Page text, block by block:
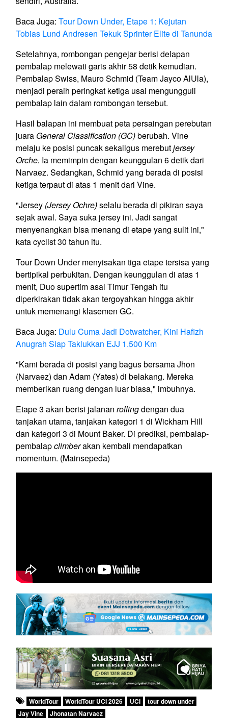
Baca Juga: Tour Down Under, Etape 1: Kejutan
Tobias Lund Andresen Tekuk Sprinter Elite di Tanunda
Setelahnya, rombongan pengejar berisi delapan
pembalap melewati garis akhir 58 detik kemudian.
Pembalap Swiss, Mauro Schmid (Team Jayco AlUla),
menjadi peraih peringkat ketiga usai mengungguli
pembalap lain dalam rombongan tersebut.
Hasil balapan ini membuat peta persaingan perebutan
juara General Classification (GC)berubah. Vine
melaju ke posisi puncak sekaligus merebutjersey
Orche. Ia memimpin dengan keunggulan 6 detik dari
Narvaez. Sedangkan, Schmid yang berada di posisi
ketiga terpaut di atas 1 menit dari Vine.
"Jersey (Jersey Ochre)selalu berada di pikiran saya
sejak awal. Saya suka jersey ini. Jadi sangat
menyenangkan bisa menang di etape yang sulit ini,"
kata cyclist 30 tahun itu.
Tour Down Under menyisakan tiga etape tersisa yang
bertipikal perbukitan. Dengan keunggulan di atas 1
menit, Duo supertim asal Timur Tengah itu
diperkirakan tidak akan tergoyahkan hingga akhir
untuk memenangi klasemen GC.
Baca Juga: Dulu Cuma Jadi Dotwatcher, Kini Hafizh
Anugrah Siap Taklukkan EJJ 1.500 Km
"Kami berada di posisi yang bagus bersama Jhon
(Narvaez) dan Adam (Yates) di belakang. Mereka
memberikan ruang dengan luar biasa," imbuhnya.
Etape 3 akan berisi jalanan rollingdengan dua
tanjakan utama, tanjakan kategori 1 di Wickham Hill
dan kategori 3 di Mount Baker. Di prediksi, pembalap-
pembalapclimberakan kembali mendapatkan
momentum. (Mainsepeda)
WorldTour WorldTour UCI 2026 UCI
tour down under
Jay Vine
Jhonatan Narvaez